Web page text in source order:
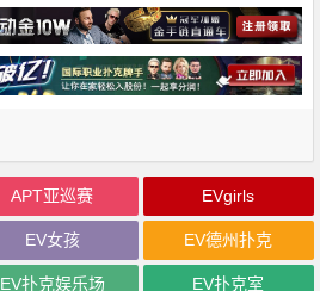
APT亚巡赛 EVgirls
EV女孩 EV德州扑克
EV扑克娱乐场 EV扑克室